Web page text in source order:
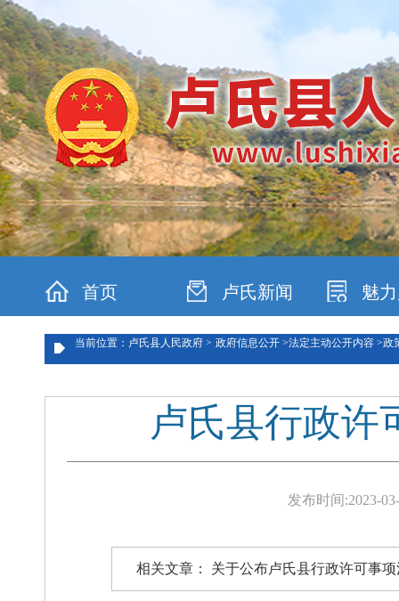
首页 卢氏新闻 魅
当前位置：卢氏县人民政府 > 政府信息公开 >法定主动公开内容 >政
卢氏县行政许
发布时间:2023-
相关文章： 关于公布卢氏县行政许可事